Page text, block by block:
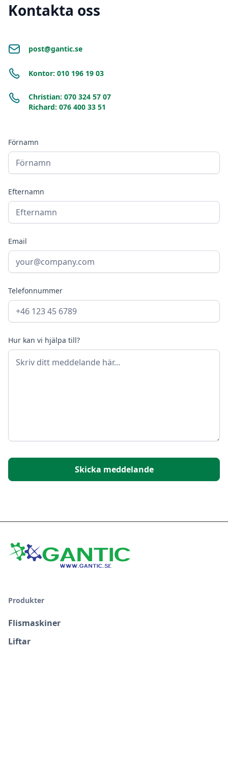
Kontakta oss
post@gantic.se
Kontor: 010 196 19 03
Christian: 070 324 57 07
Richard: 076 400 33 51
Förnamn
Efternamn
Email
Telefonnummer
Hur kan vi hjälpa till?
Produkter
Flismaskiner
Liftar